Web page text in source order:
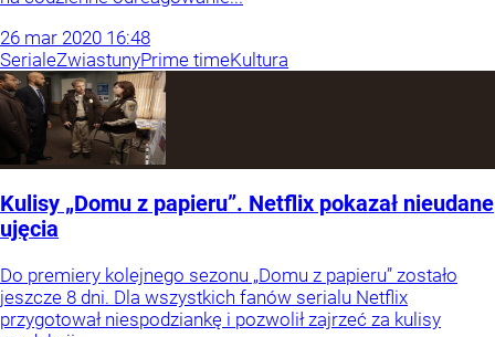
26 mar 2020 16:48
SerialeZwiastunyPrime timeKultura
Kulisy „Domu z papieru”. Netflix pokazał nieudane
ujęcia
Do premiery kolejnego sezonu „Domu z papieru” zostało
jeszcze 8 dni. Dla wszystkich fanów serialu Netflix
przygotował niespodziankę i pozwolił zajrzeć za kulisy